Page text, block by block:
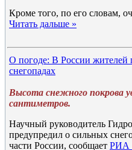
Кроме того, по его словам,
Читать дальше »
О погоде: В России жителей
снегопадах
Высота снежного покрова
сантиметров.
Научный руководитель
предупредил о сильных
части России, сообщает РИА